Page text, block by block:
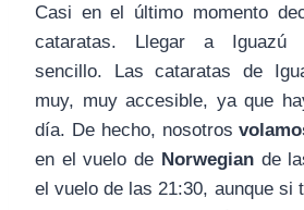
Casi en el último momento
cataratas. Llegar a Iguazú
sencillo. Las cataratas de
muy, muy accesible, ya que
día. De hecho, nosotros
en el vuelo de Norwegiande
el vuelo de las 21:30, aunque si